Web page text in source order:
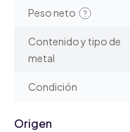
Peso neto
Contenido y tipo de
metal
Condición
Origen